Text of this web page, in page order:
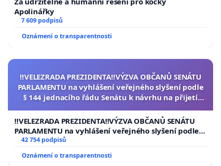
administrativním navyšováním cen u běžného
drobného zboží.
Děkujeme za Váš podpis a podporu.
Apolinářky
7 609 podpisů
Oznámení o transparentnosti
‼️VELEZRADA PREZIDENTA‼️VÝZVA OBČANŮ SENÁTU
PARLAMENTU na vyhlášení veřejného slyšení podle
§ 144 jednacího řádu Senátu k návrhu na přijetí
republiky
‼️VELEZRADA PREZIDENTA‼️VÝZVA OBČANŮ SENÁTU
PARLAMENTU na vyhlášení veřejného slyšení podle §
144 jednacího řádu Senátu k návrhu na přijetí
usnesení k podání ústavní žaloby na prezidenta
republiky
42 754 podpisů
Oznámení o transparentnosti